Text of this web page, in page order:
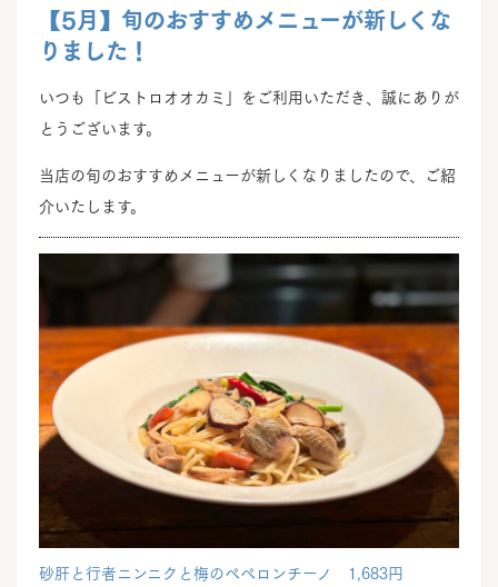
【5月】旬のおすすめメニューが新しくな
りました！
いつも「ビストロオオカミ」をご利用いただき、誠にありが
とうございます。
当店の旬のおすすめメニューが新しくなりましたので、ご紹
介いたします。
砂肝と行者ニンニクと梅のペペロンチーノ 1,683円